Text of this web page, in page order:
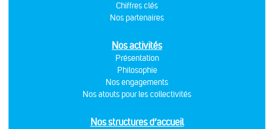
Chiffres clés
Nos partenaires
Nos activités
Présentation
Philosophie
Nos engagements
Nos atouts pour les collectivités
Nos structures d’accueil